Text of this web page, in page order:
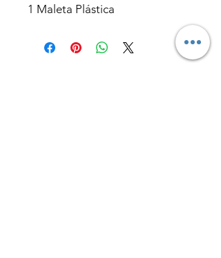
1 Maleta Plástica